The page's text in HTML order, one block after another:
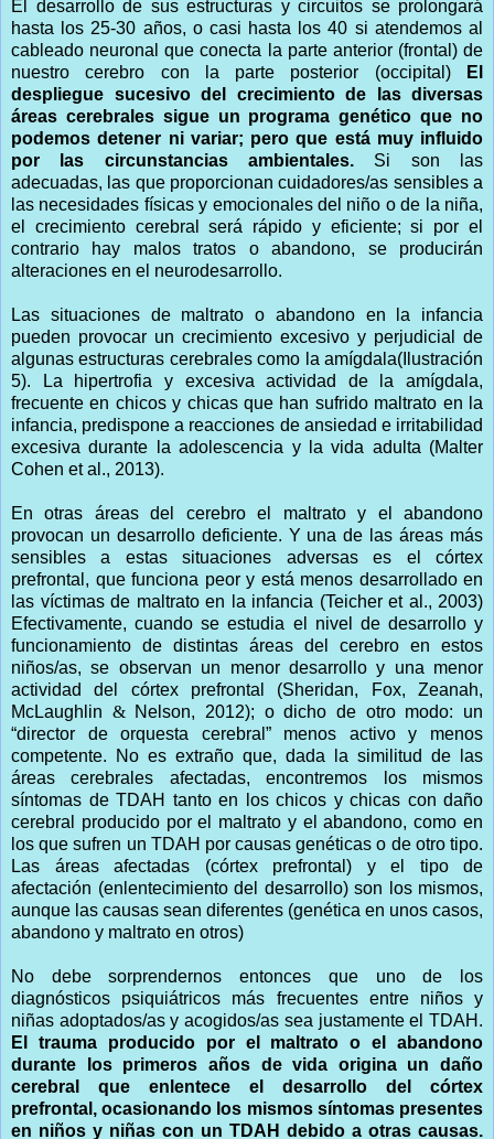
El desarrollo de sus estructuras y circuitos se prolongará
hasta los 25-30 años, o casi hasta los 40 si atendemos al
cableado neuronal que conecta la parte anterior (frontal) de
nuestro cerebro con la parte posterior (occipital)
El
despliegue sucesivo del crecimiento de las diversas
áreas cerebrales sigue un programa genético que no
podemos detener ni variar; pero que está muy influido
por las circunstancias ambientales. Si son las
adecuadas, las que proporcionan cuidadores/as sensibles a
las necesidades físicas y emocionales del niño o de la niña,
el crecimiento cerebral será rápido y eficiente; si por el
contrario hay malos tratos o abandono, se producirán
alteraciones en el neurodesarrollo.
Las situaciones de maltrato o abandono en la infancia
pueden provocar un crecimiento excesivo y perjudicial de
algunas estructuras cerebrales como la amígdala(Ilustración
5). La hipertrofia y excesiva actividad de la amígdala,
frecuente en chicos y chicas que han sufrido maltrato en la
infancia, predispone a reacciones de ansiedad e irritabilidad
excesiva durante la adolescencia y la vida adulta (Malter
Cohen et al., 2013).
En otras áreas del cerebro el maltrato y el abandono
provocan un desarrollo deficiente. Y una de las áreas más
sensibles a estas situaciones adversas es el córtex
prefrontal, que funciona peor y está menos desarrollado en
las víctimas de maltrato en la infancia (Teicher et al., 2003)
Efectivamente, cuando se estudia el nivel de desarrollo y
funcionamiento de distintas áreas del cerebro en estos
niños/as, se observan un menor desarrollo y una menor
actividad del córtex prefrontal (Sheridan, Fox, Zeanah,
McLaughlin & Nelson, 2012); o dicho de otro modo: un
“director de orquesta cerebral” menos activo y menos
competente. No es extraño que, dada la similitud de las
áreas cerebrales afectadas, encontremos los mismos
síntomas de TDAH tanto en los chicos y chicas con daño
cerebral producido por el maltrato y el abandono, como en
los que sufren un TDAH por causas genéticas o de otro tipo.
Las áreas afectadas (córtex prefrontal) y el tipo de
afectación (enlentecimiento del desarrollo) son los mismos,
aunque las causas sean diferentes (genética en unos casos,
abandono y maltrato en otros)
No debe sorprendernos entonces que uno de los
diagnósticos psiquiátricos más frecuentes entre niños y
niñas adoptados/as y acogidos/as sea justamente el TDAH.
El trauma producido por el maltrato o el abandono
durante los primeros años de vida origina un daño
cerebral que enlentece el desarrollo del córtex
prefrontal, ocasionando los mismos síntomas presentes
en niños y niñas con un TDAH debido a otras causas.